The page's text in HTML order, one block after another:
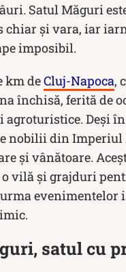
Satul Măguri
chiar și vara, iar
imposibil.
km deCluj-Napoca,
închisă, ferită de
agroturistice. Deși
nobilii din Imperiul
și vânătoare.
vilă și grajduri
evenimentelor
satul cu